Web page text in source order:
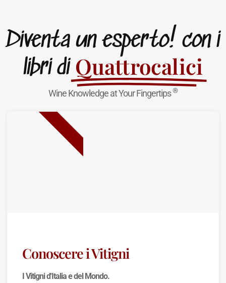
Diventa un esperto! con i
libri di Quattrocalici
Wine Knowledge at Your Fingertips®
Conoscere i Vitigni
I Vitigni d'Italia e del Mondo.
NUOVA USCITA